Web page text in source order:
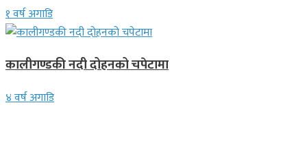
१ वर्ष अगाडि
कालीगण्डकी नदी दोहनको चपेटामा
४ वर्ष अगाडि